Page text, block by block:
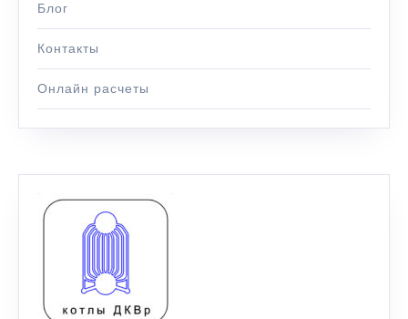
Блог
Контакты
Онлайн расчеты